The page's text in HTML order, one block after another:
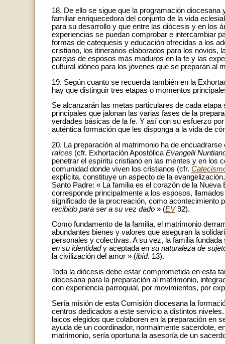
18. De ello se sigue que la programación
familiar enriquecedora del conjunto de la vida
para su desarrollo y que entre las diócesis y en los
experiencias se puedan comprobar e intercambiar
formas de catequesis y educación ofrecidas a los
cristiano, los itinerarios elaborados para los novios,
parejas de esposos más maduros en la fe y las
cultural idóneo para los jóvenes que se preparan al
19. Según cuanto se recuerda también en la
hay que distinguir tres etapas o momentos
Se alcanzarán las metas particulares de cada
principales que jalonan las varias fases de la
verdades básicas de la fe. Y así con su esfuerzo
auténtica formación que les disponga a la vida de
20. La preparación al matrimonio ha de
raíces (cfr. Exhortación Apostólica Evangelii
penetrar el espíritu cristiano en las mentes y en los
comunidad donde viven los cristianos (cfr.
explícita, constituye un aspecto de la
Santo Padre: « La familia es el corazón de la
corresponde principalmente a los esposos,
significado de la procreación, como acontecimiento
recibido para ser a su vez dado » (EV92).
Como fundamento de la familia, el matrimonio
abundantes bienes y valores que aseguran la
personales y colectivas. A su vez, la familia
en su identidady aceptada en su naturaleza de
la civilización del amor » (ibíd. 13).
Toda la diócesis debe estar comprometida en esta
diocesana para la preparación al matrimonio,
con experiencia parroquial, por movimientos, por
Sería misión de esta Comisión diocesana la
centros dedicados a este servicio a distintos
laicos elegidos que colaboren en la preparación en
ayuda de un coordinador, normalmente sacerdote,
matrimonio, sería oportuna la asesoría de un